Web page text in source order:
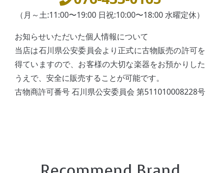
（月～土:11:00〜19:00 日祝:10:00〜18:00 水曜定休）
お知らせいただいた個人情報について
当店は石川県公安委員会より正式に古物販売の許可を
得ていますので、お客様の大切な楽器をお預かりした
うえで、安全に販売することが可能です。
古物商許可番号 石川県公安委員会 第511010008228号